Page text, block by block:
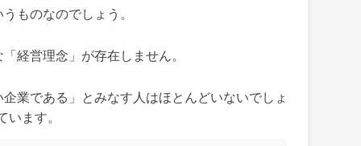
ものなのでしょう。
経営理念」が存在しません。
業である」とみなす人はほとんどいないでしょ
ます。